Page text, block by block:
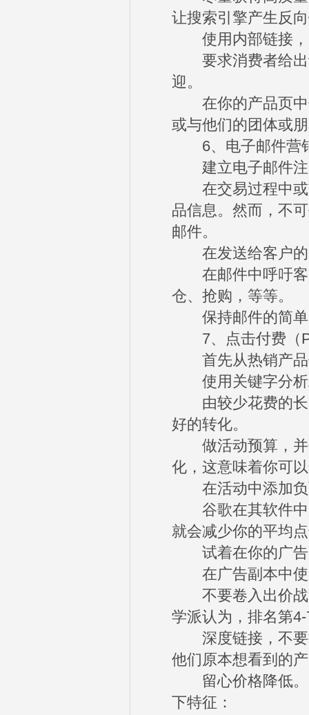
让搜索引擎产生反
使用内部链接，
要求消费者给出
迎。
在你的产品页中
或与他们的团体或
6、电子邮件营
建立电子邮件注
在交易过程中或
品信息。然而，不
邮件。
在发送给客户的
在邮件中呼吁客
仓、抢购，等等。
保持邮件的简单
7、点击付费（
首先从热销产品
使用关键字分析
由较少花费的长
好的转化。
做活动预算，并
化，这意味着你可
在活动中添加负
谷歌在其软件中
就会减少你的平均
试着在你的广告
在广告副本中使
不要卷入出价战
学派认为，排名第
深度链接，不要
他们原本想看到的
留心价格降低。
下特征：